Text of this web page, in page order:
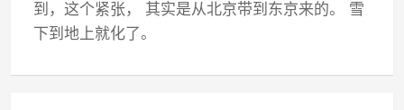
到，这个紧张， 其实是从北京带到东京来的。 雪
下到地上就化了。